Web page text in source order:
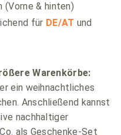
(Vorne & hinten)
für DE/AT und
Warenkörbe:
ein weihnachtliches
Anschließend kannst
nachhaltiger
als Geschenke-Set